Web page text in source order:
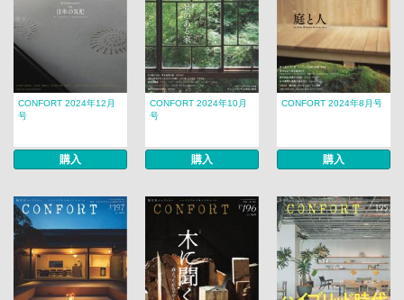
CONFORT 2024年12月
号
購入
CONFORT 2024年10月
号
購入
CONFORT 2024年8月号
購入